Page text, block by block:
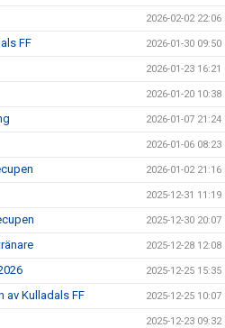
2026-02-02 22:06
FF 2026-01-30 09:50
2026-01-23 16:21
2026-01-20 10:38
2026-01-07 21:24
2026-01-06 08:23
2026-01-02 21:16
2025-12-31 11:19
2025-12-30 20:07
2025-12-28 12:08
2025-12-25 15:35
av Kulladals FF 2025-12-25 10:07
2025-12-23 09:32